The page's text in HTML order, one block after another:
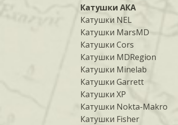
Катушки АКА
Катушки NEL
Катушки MarsMD
Катушки Cors
Катушки MDRegion
Катушки Minelab
Катушки Garrett
Катушки XP
Катушки Nokta-Makro
Катушки Fisher